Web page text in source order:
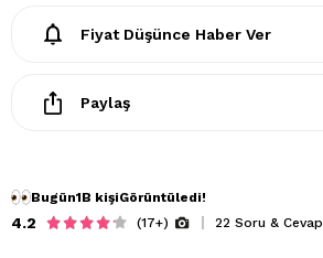
Benzer renklerle birlikte yıkayınız
Düşük ısıda ütülenebilir
Fiyat Düşünce Haber Ver
Paylaş
Bugün1B kişiGörüntüledi!
4.2 (17+) 22 Soru & Cevap